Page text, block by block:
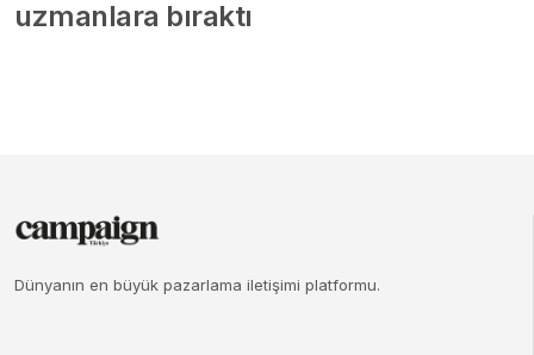
uzmanlara bıraktı
Dünyanın en büyük pazarlama iletişimi platformu.